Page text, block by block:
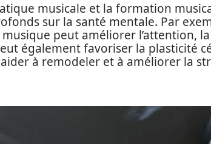
musicale et la formation
sur la santé mentale. Par
peut améliorer l’attention,
également favoriser la plasticité
à remodeler et à améliorer la